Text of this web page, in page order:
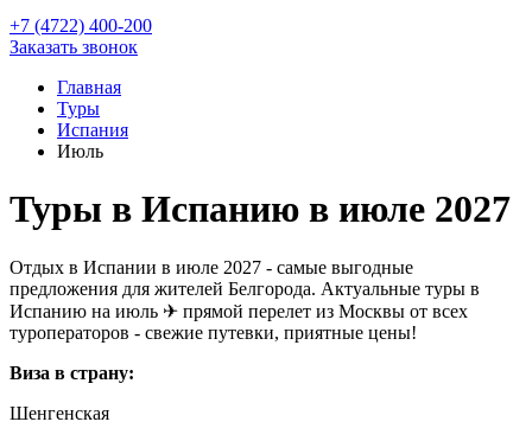
+7 (4722) 400-200
Заказать звонок
Главная
Туры
Испания
Июль
Туры в Испанию в июле 2027
Отдых в Испании в июле 2027 - самые выгодные
предложения для жителей Белгорода. Актуальные туры в
Испанию на июль ✈ прямой перелет из Москвы от всех
туроператоров - свежие путевки, приятные цены!
Виза в страну:
Шенгенская